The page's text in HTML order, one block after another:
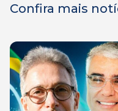
Confira mais